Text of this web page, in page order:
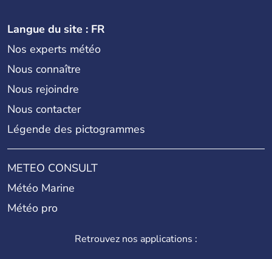
Langue du site : FR
Nos experts météo
Nous connaître
Nous rejoindre
Nous contacter
Légende des pictogrammes
METEO CONSULT
Météo Marine
Météo pro
Retrouvez nos applications :